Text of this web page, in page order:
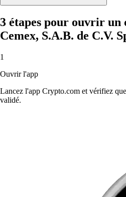
3 étapes pour ouvrir un
Cemex, S.A.B. de C.V.
1
Ouvrir l'app
Lancez l'app Crypto.com et vérifiez
validé.